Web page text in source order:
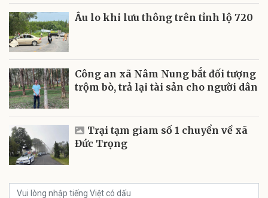
Âu lo khi lưu thông trên tỉnh lộ 720
Công an xã Nâm Nung bắt đối tượng
trộm bò, trả lại tài sản cho người dân
Trại tạm giam số 1 chuyển về xã
Đức Trọng